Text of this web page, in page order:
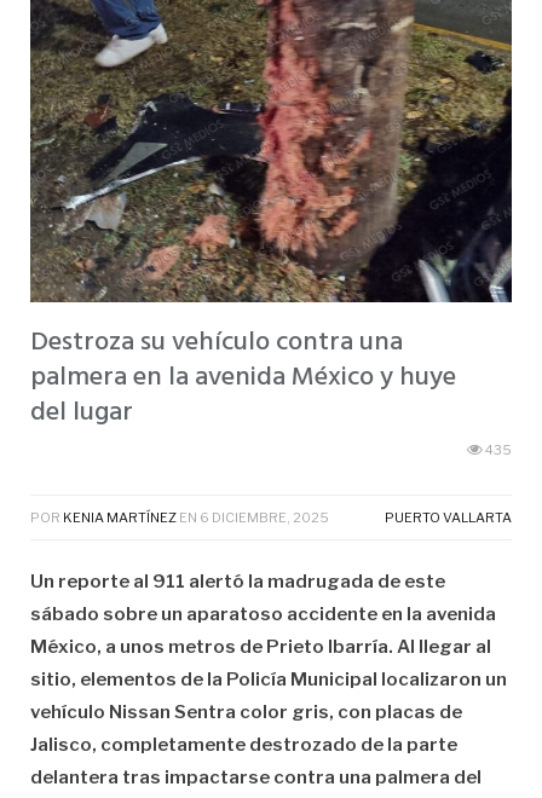
Destroza su vehículo contra una
palmera en la avenida México y huye
del lugar
435
POR KENIA MARTÍNEZ EN 6 DICIEMBRE, 2025 PUERTO VALLARTA
Un reporte al 911 alertó la madrugada de este
sábado sobre un aparatoso accidente en la avenida
México, a unos metros de Prieto Ibarría. Al llegar al
sitio, elementos de la Policía Municipal localizaron un
vehículo Nissan Sentra color gris, con placas de
Jalisco, completamente destrozado de la parte
delantera tras impactarse contra una palmera del